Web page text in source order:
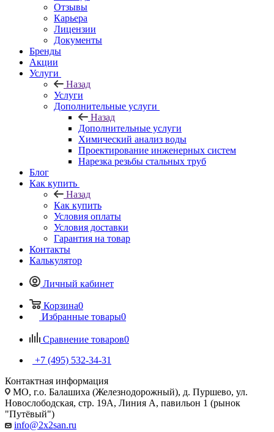
Отзывы
Карьера
Лицензии
Документы
Бренды
Акции
Услуги
Назад
Услуги
Дополнительные услуги
Назад
Дополнительные услуги
Химический анализ воды
Проектирование инженерных систем
Нарезка резьбы стальных труб
Блог
Как купить
Назад
Как купить
Условия оплаты
Условия доставки
Гарантия на товар
Контакты
Калькулятор
Личный кабинет
Корзина0
Избранные товары0
Сравнение товаров0
+7 (495) 532‑34‑31
Контактная информация
МО, г.о. Балашиха (Железнодорожный), д. Пуршево, ул.
Новослободская, стр. 19А, Линия А, павильон 1 (рынок
"Путёвый")
info@2x2san.ru